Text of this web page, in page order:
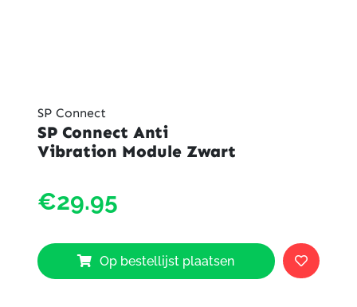
SP Connect
SP Connect Anti
Vibration Module Zwart
€29.95
Op bestellijst plaatsen